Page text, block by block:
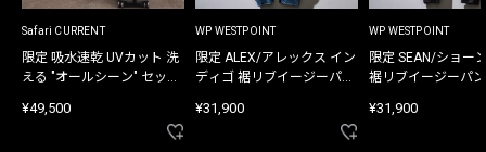
Safari CURRENT
限定 吸水速乾 UVカット 洗
える "オールシーン" セット
¥49,500
WP WESTPOINT
限定 ALEX/アレックス イン
ディゴ 裾リブイージーパン
¥31,900
WP WESTPOINT
限定 SEAN/ショー
裾リブイージーパ
¥31,900